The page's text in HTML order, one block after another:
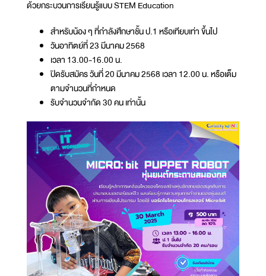
ด้วยกระบวนการเรียนรู้แบบ STEM Education
สำหรับน้อง ๆ ที่กำลังศึกษาชั้น ป.1 หรือเทียบเท่า ขึ้นไป
วันอาทิตย์ที่ 23 มีนาคม 2568
เวลา 13.00-16.00 น.
ปิดรับสมัคร วันที่ 20 มีนาคม 2568 เวลา 12.00 น. หรือเต็ม
ตามจำนวนที่กำหนด
รับจำนวนจำกัด 30 คน เท่านั้น